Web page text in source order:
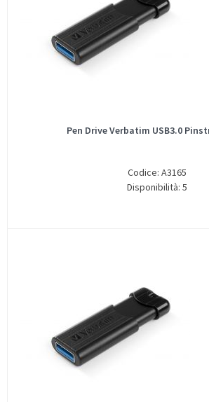
Pen Drive Verbatim USB3.0
Codice: A3165
Disponibilità: 5